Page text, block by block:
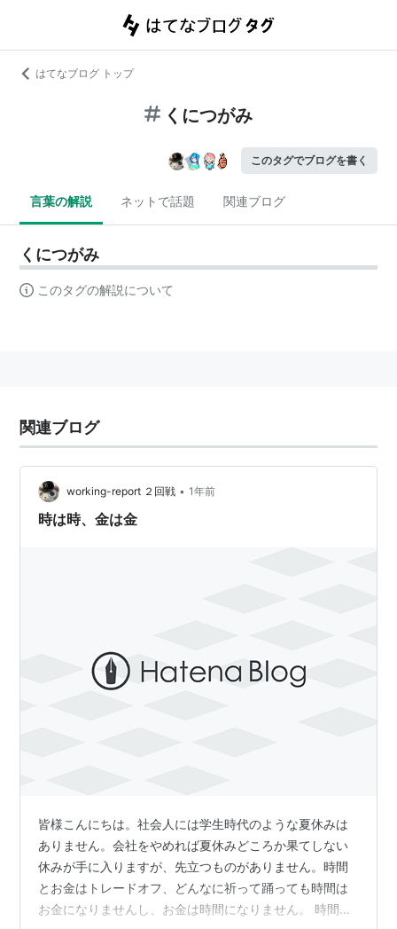
はてなブログ トップ
くにつがみ
このタグでブログを書く
言葉の解説 ネットで話題 関連ブログ
くにつがみ
このタグの解説について
関連ブログ
working-report ２回戦 • 1年前
時は時、金は金
皆様こんにちは。社会人には学生時代のような夏休みは
ありません。会社をやめれば夏休みどころか果てしない
休みが手に入りますが、先立つものがありません。時間
とお金はトレードオフ、どんなに祈って踊っても時間は
お金になりませんし、お金は時間になりません。 時間は